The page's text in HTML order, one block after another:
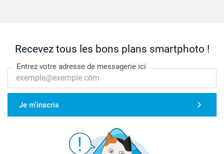
Recevez tous les bons plans smartphoto !
Entrez votre adresse de messagerie ici
Je m'inscris